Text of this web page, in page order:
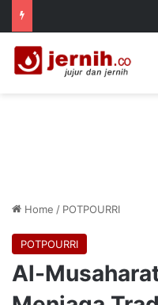
Home / POTPOURRI
POTPOURRI
Al-